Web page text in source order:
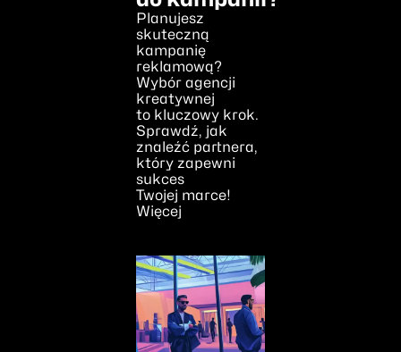
Planujesz
skuteczną
kampanię
reklamową?
Wybór agencji
kreatywnej
to kluczowy krok.
Sprawdź, jak
znaleźć partnera,
który zapewni
sukces
Twojej marce!
Więcej